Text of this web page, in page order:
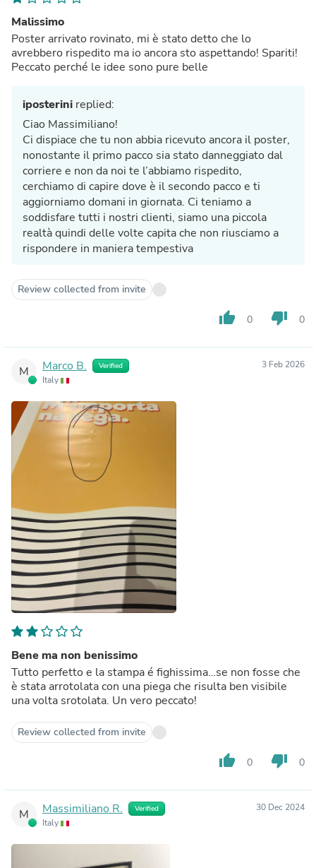
Malissimo
Poster arrivato rovinato, mi è stato detto che lo
avrebbero rispedito ma io ancora sto aspettando! Spariti!
Peccato perché le idee sono pure belle
iposterini replied:
Ciao Massimiliano!
Ci dispiace che tu non abbia ricevuto ancora il poster,
nonostante il primo pacco sia stato danneggiato dal
corriere e non da noi te l’abbiamo rispedito,
cerchiamo di capire dove è il secondo pacco e ti
aggiorniamo domani in giornata. Ci teniamo a
soddisfare tutti i nostri clienti, siamo una piccola
realtà quindi delle volte capita che non riusciamo a
rispondere in maniera tempestiva
Review collected from invite
thumb_up 0 thumb_down 0
M Marco B. Verified
Italy
3 Feb 2026
Bene ma non benissimo
Tutto perfetto e la stampa é fighissima…se non fosse che
è stata arrotolata con una piega che risulta ben visibile
una volta srotolata. Un vero peccato!
Review collected from invite
thumb_up 0 thumb_down 0
M Massimiliano R. Verified
Italy
30 Dec 2024